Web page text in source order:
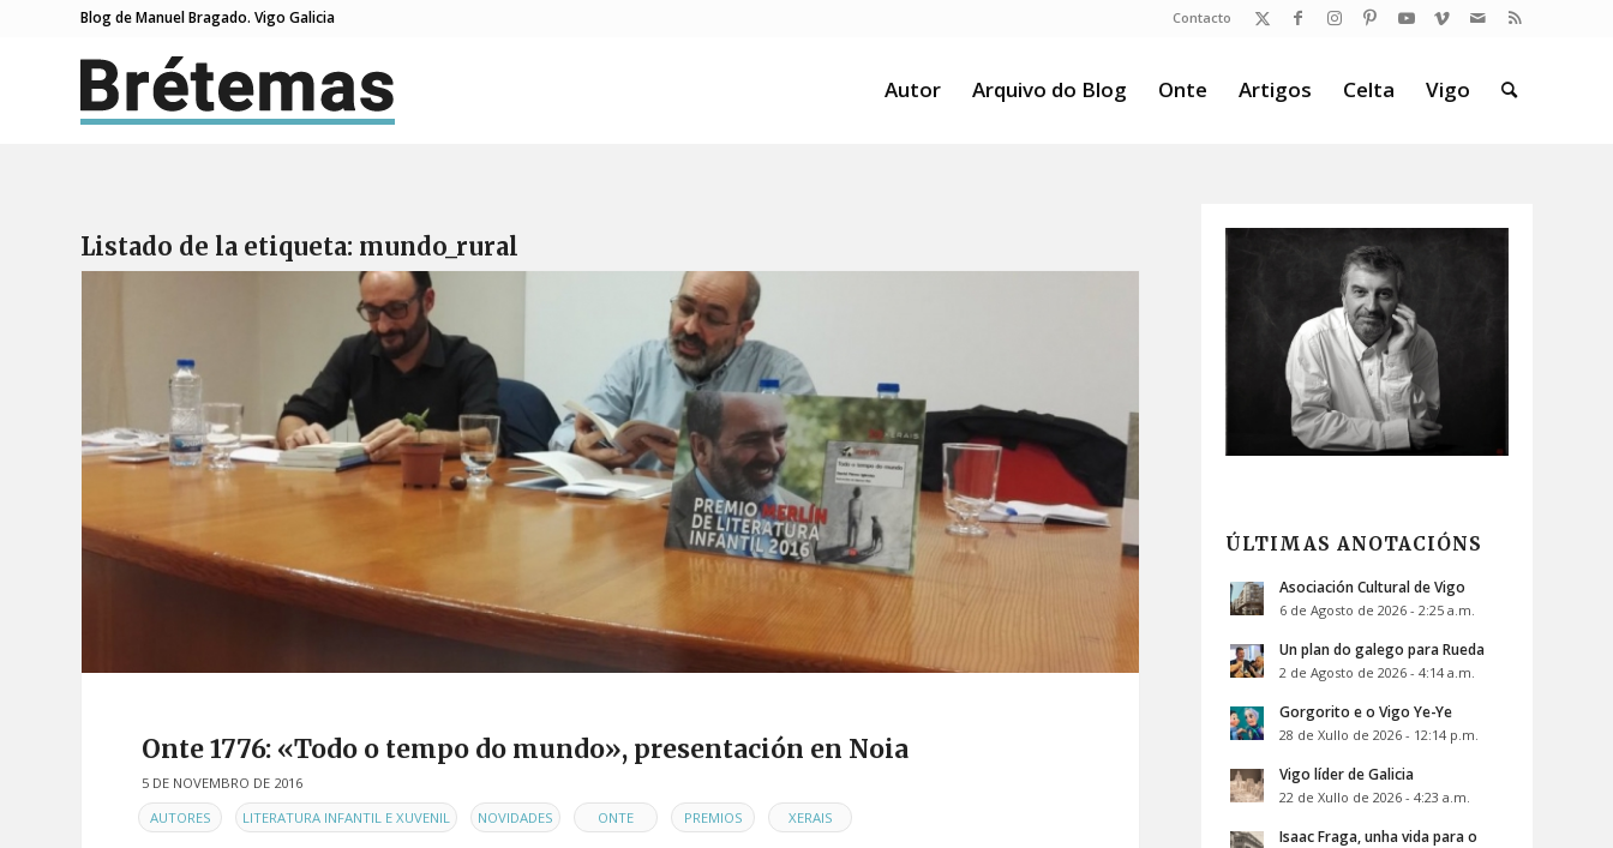
Contacto
Blog de Manuel Bragado. Vigo Galicia
Autor Arquivo do Blog Onte Artigos Celta Vigo
Listado de la etiqueta: mundo_rural
Onte 1776: «Todo o tempo do mundo», presentación en Noia
5 DE NOVEMBRO DE 2016
EN AUTORES LITERATURA INFANTIL E XUVENIL NOVIDADES ONTE PREMIOS XERAIS
ÚLTIMAS ANOTACIÓNS
Asociación Cultural de Vigo
6 de Agosto de 2026 - 2:25 a.m.
Un plan do galego para Rueda
2 de Agosto de 2026 - 4:14 a.m.
Gorgorito e o Vigo Ye-Ye
28 de Xullo de 2026 - 12:14 p.m.
Vigo líder de Galicia
22 de Xullo de 2026 - 4:23 a.m.
Isaac Fraga, unha vida para o